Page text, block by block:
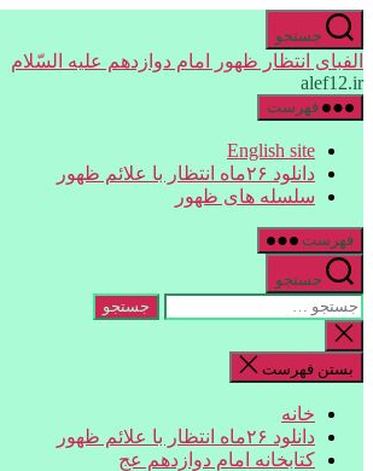
جهش
به
محتوا
جستجو
الفبای انتظار ظهور امام دوازدهم علیه السّلام
alef12.ir
فهرست
English site
دانلود ۲۶ماه انتظار با علائم ظهور
سلسله های ظهور
فهرست
جستجو
جستجوی
بستن
جستجو
بستن فهرست
خانه
دانلود ۲۶ماه انتظار با علائم ظهور
کتابخانه امام دوازدهم عج